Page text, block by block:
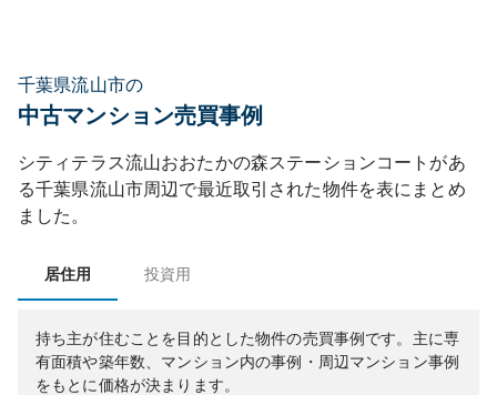
千葉県流山市の
中古マンション売買事例
シティテラス流山おおたかの森ステーションコート があ
る千葉県流山市周辺で最近取引された物件を表にまとめ
ました。
居住用 投資用
持ち主が住むことを目的とした物件の売買事例です。 主に専
有面積や築年数、マンション内の事例・周辺マンション事例
をもとに価格が決まります。